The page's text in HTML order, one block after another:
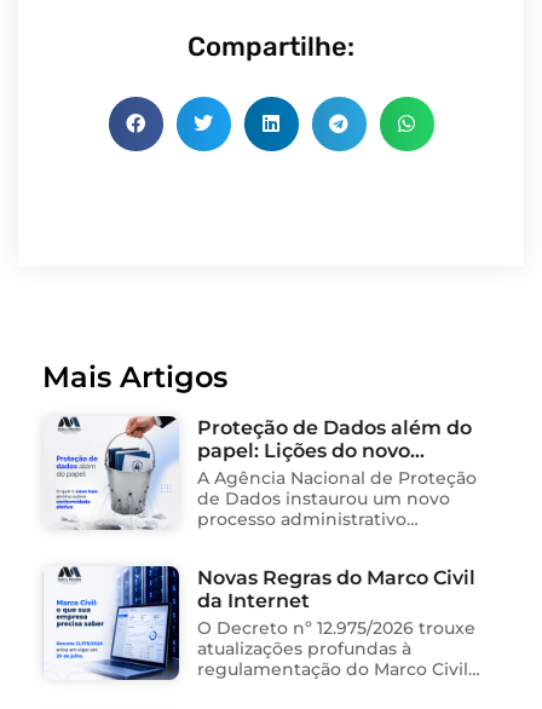
Compartilhe:
Mais Artigos
Proteção de Dados além do
papel: Lições do novo
processo sancionador da
ANPD
A Agência Nacional de Proteção
de Dados instaurou um novo
processo administrativo
organização social responsável
pela gestão de unidades
públicas de saúde …
Novas Regras do Marco Civil
da Internet
O Decreto nº 12.975/2026 trouxe
atualizações profundas à
regulamentação do Marco Civil